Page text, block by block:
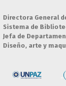
Directora General
Sistema de
Jefa de
Diseño, arte y